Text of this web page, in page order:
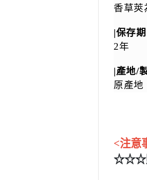
香草莢
|保存
2年
|產地/
原產地
<注意
☆☆☆